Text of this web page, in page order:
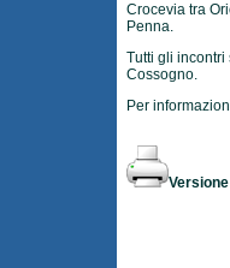
Crocevia tra
Penna.
Tutti gli
Cossogno.
Per